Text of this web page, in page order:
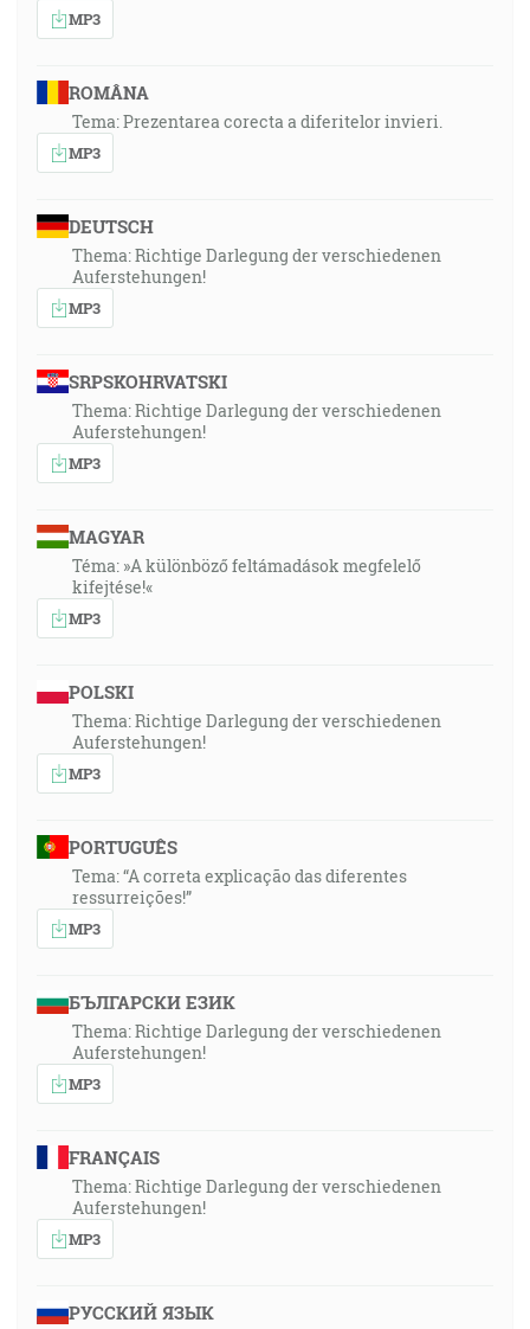
MP3
ROMÂNA
Tema: Prezentarea corecta a diferitelor invieri.
MP3
DEUTSCH
Thema: Richtige Darlegung der verschiedenen
Auferstehungen!
MP3
SRPSKOHRVATSKI
Thema: Richtige Darlegung der verschiedenen
Auferstehungen!
MP3
MAGYAR
Téma: »A különböző feltámadások megfelelő
kifejtése!«
MP3
POLSKI
Thema: Richtige Darlegung der verschiedenen
Auferstehungen!
MP3
PORTUGUÊS
Tema: “A correta explicação das diferentes
ressurreições!”
MP3
БЪЛГАРСКИ ЕЗИК
Thema: Richtige Darlegung der verschiedenen
Auferstehungen!
MP3
FRANÇAIS
Thema: Richtige Darlegung der verschiedenen
Auferstehungen!
MP3
РУССКИЙ ЯЗЫК